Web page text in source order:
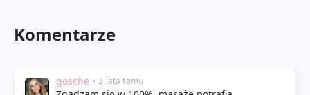
Komentarze
gosche • 2 lata temu